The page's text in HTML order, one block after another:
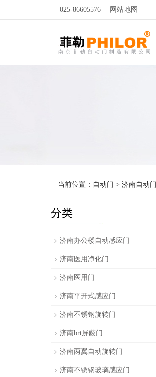
025-86605576 网站地图
当前位置： 自动门 > 济南自动门
分类
济南办公楼自动感应门
济南医用净化门
济南医用门
济南平开式感应门
济南不锈钢旋转门
济南brt屏蔽门
济南两翼自动旋转门
济南不锈钢玻璃感应门